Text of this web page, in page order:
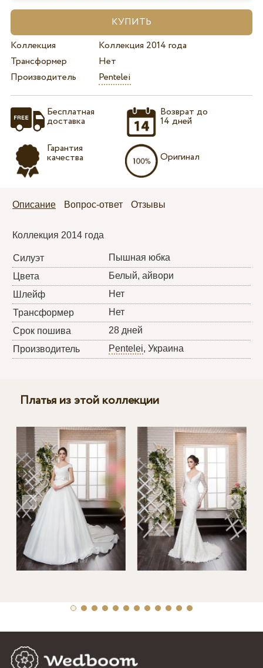
Коллекция
Коллекция 2014 года
Трансформер
Нет
Производитель
Pentelei
Бесплатная
доставка
Гарантия
качества
Возврат до
14 дней
Оригинал
Описание Вопрос-ответ Отзывы
Коллекция 2014 года
Силуэт
Пышная юбка
Цвета
Белый, айвори
Шлейф
Нет
Трансформер
Нет
Срок пошива
28 дней
Производитель
Pentelei, Украина
Платья из этой коллекции